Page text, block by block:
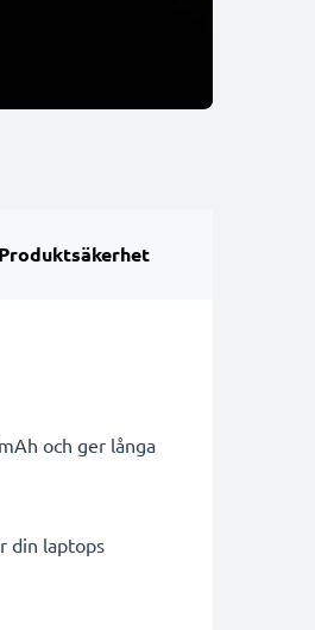
Produktsäkerhet
och ger långa
din laptops